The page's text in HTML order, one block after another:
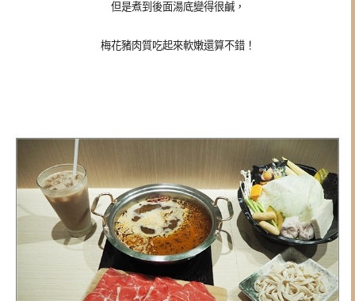
但是煮到後面湯底變得很鹹，
梅花豬肉質吃起來軟嫩還算不錯！